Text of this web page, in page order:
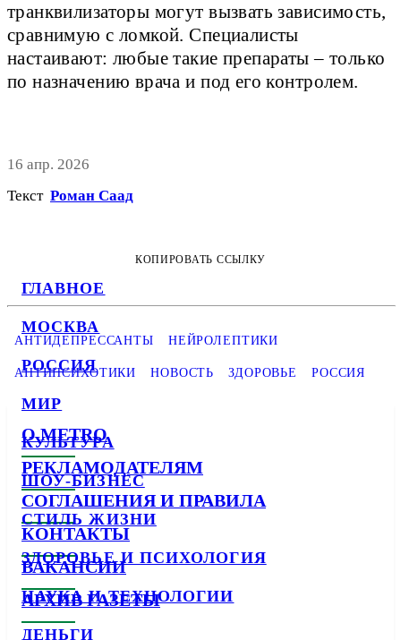
ГЛАВНОЕ
МОСКВА
РОССИЯ
МИР
КУЛЬТУРА
ШОУ-БИЗНЕС
СТИЛЬ ЖИЗНИ
ЗДОРОВЬЕ И ПСИХОЛОГИЯ
НАУКА И ТЕХНОЛОГИИ
ДЕНЬГИ
транквилизаторы могут вызвать зависимость,
сравнимую с ломкой. Специалисты
настаивают: любые такие препараты – только
по назначению врача и под его контролем.
16 апр. 2026
Текст Роман Саад
КОПИРОВАТЬ ССЫЛКУ
АНТИДЕПРЕССАНТЫ НЕЙРОЛЕПТИКИ
АНТИПСИХОТИКИ НОВОСТЬ ЗДОРОВЬЕ РОССИЯ
О METRO
РЕКЛАМОДАТЕЛЯМ
СОГЛАШЕНИЯ И ПРАВИЛА
КОНТАКТЫ
ВАКАНСИИ
АРХИВ ГАЗЕТЫ